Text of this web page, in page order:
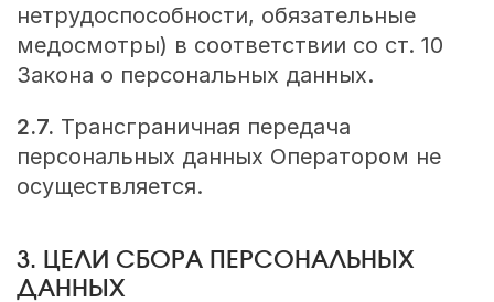
нетрудоспособности, обязательные
медосмотры) в соответствии со ст. 10
Закона о персональных данных.
2.7. Трансграничная передача
персональных данных Оператором не
осуществляется.
3. ЦЕЛИ СБОРА ПЕРСОНАЛЬНЫХ
ДАННЫХ